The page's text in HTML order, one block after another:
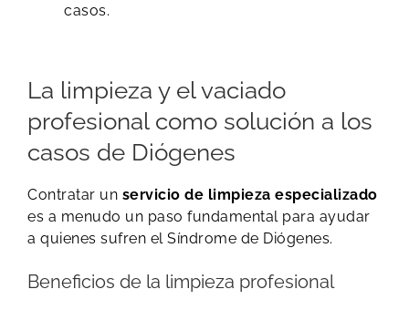
casos.
La limpieza y el vaciado
profesional como solución a los
casos de Diógenes
Contratar un servicio de limpieza especializado
es a menudo un paso fundamental para ayudar
a quienes sufren el Síndrome de Diógenes.
Beneficios de la limpieza profesional